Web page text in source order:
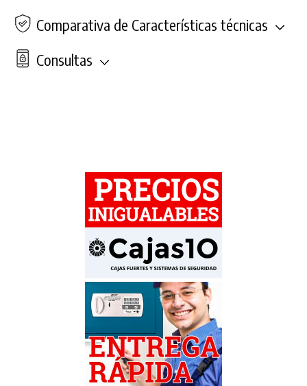
Comparativa de Características técnicas
Consultas